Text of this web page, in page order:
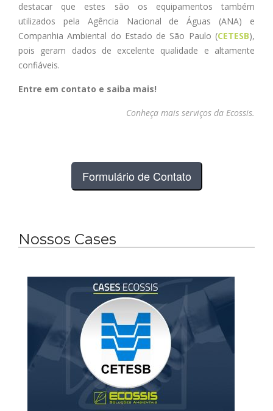
destacar que estes são os equipamentos também
utilizados pela Agência Nacional de Águas (ANA) e
Companhia Ambiental do Estado de São Paulo (CETESB),
pois geram dados de excelente qualidade e altamente
confiáveis.
Entre em contato e saiba mais!
Conheça mais serviços da Ecossis.
Formulário de Contato
Nossos Cases